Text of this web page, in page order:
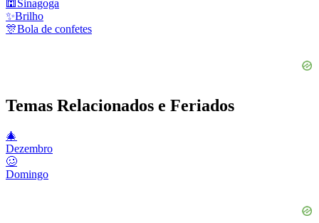
🕍 Sinagoga
✨Brilho
🎊Bola de confetes
Temas Relacionados e Feriados
🎄
Dezembro
🥴
Domingo